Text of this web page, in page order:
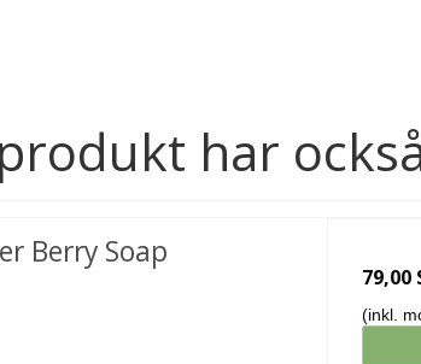
har
Berry Soap
79,00
(inkl.